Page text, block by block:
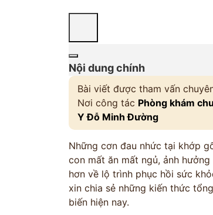
Nội dung chính
Bài viết được tham vấn
Nơi công tác Phòng khám
Y Đỗ Minh Đường
Những cơn đau nhức tại khớp
con mất ăn mất ngủ, ảnh
hơn về lộ trình phục hồi sức
xin chia sẻ những kiến thức
biến hiện nay.